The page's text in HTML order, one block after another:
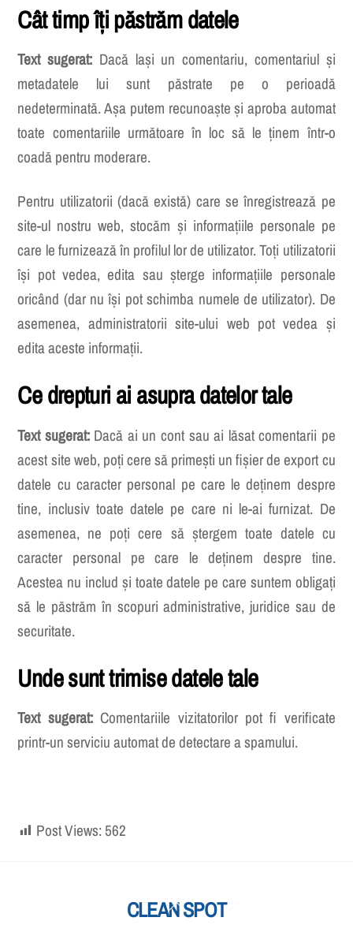
Cât timp îți păstrăm datele
Text sugerat: Dacă lași un comentariu, comentariul și
metadatele lui sunt păstrate pe o perioadă
nedeterminată. Așa putem recunoaște și aproba automat
toate comentariile următoare în loc să le ținem într-o
coadă pentru moderare.
Pentru utilizatorii (dacă există) care se înregistrează pe
site-ul nostru web, stocăm și informațiile personale pe
care le furnizează în profilul lor de utilizator. Toți utilizatorii
își pot vedea, edita sau șterge informațiile personale
oricând (dar nu își pot schimba numele de utilizator). De
asemenea, administratorii site-ului web pot vedea și
edita aceste informații.
Ce drepturi ai asupra datelor tale
Text sugerat: Dacă ai un cont sau ai lăsat comentarii pe
acest site web, poți cere să primești un fișier de export cu
datele cu caracter personal pe care le deținem despre
tine, inclusiv toate datele pe care ni le-ai furnizat. De
asemenea, ne poți cere să ștergem toate datele cu
caracter personal pe care le deținem despre tine.
Acestea nu includ și toate datele pe care suntem obligați
să le păstrăm în scopuri administrative, juridice sau de
securitate.
Unde sunt trimise datele tale
Text sugerat:Comentariile vizitatorilor pot fi verificate
printr-un serviciu automat de detectare a spamului.
Post Views: 562
Back
CLEAN SPOT